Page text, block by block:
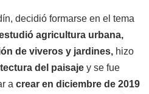
decidió formarse en el tema
agricultura urbana,
de viveros y jardines, hizo
del paisaje y se fue
a crear en diciembre de 2019